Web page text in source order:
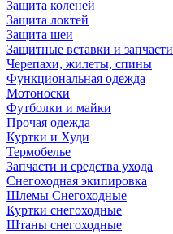
Защита коленей
Защита локтей
Защита шеи
Защитные вставки и запчасти
Черепахи, жилеты, спины
Функциональная одежда
Мотоноски
Футболки и майки
Прочая одежда
Куртки и Худи
Термобелье
Запчасти и средства ухода
Снегоходная экипировка
Шлемы Снегоходные
Куртки снегоходные
Штаны снегоходные